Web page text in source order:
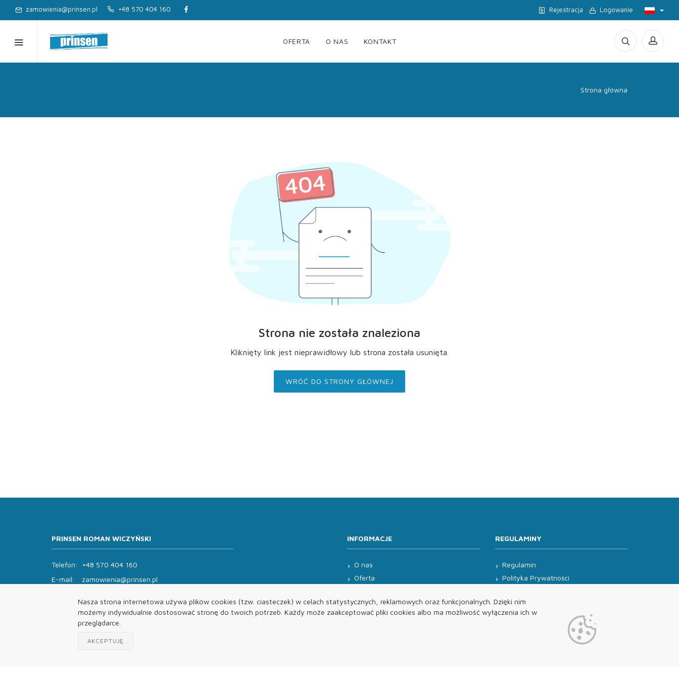
Nasza strona internetowa używa plików cookies (tzw. ciasteczek) w celach statystycznych, reklamowych oraz funkcjonalnych. Dzięki nim
możemy indywidualnie dostosować stronę do twoich potrzeb. Każdy może zaakceptować pliki cookies albo ma możliwość wyłączenia ich w
przeglądarce.
AKCEPTUJĘ
zamowienia@prinsen.pl +48 570 404 160 Rejestracja Logowanie
OFERTA O NAS KONTAKT
Strona główna
Strona nie została znaleziona
Kliknięty link jest nieprawidłowy lub strona została usunięta.
WRÓĆ DO STRONY GŁÓWNEJ
PRINSEN ROMAN WICZYŃSKI
Telefon:
+48 570 404 160
E-mail:
zamowienia@prinsen.pl
Pon - Pt: 8:00 - 14:00 Sob: zamknięte
INFORMACJE
O nas
Oferta
REGULAMINY
Regulamin
Polityka Prywatności